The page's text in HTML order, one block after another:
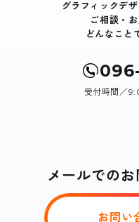
グラフィックデ
ご相談・
どんなこと
受付時間／
メールでの
お問い